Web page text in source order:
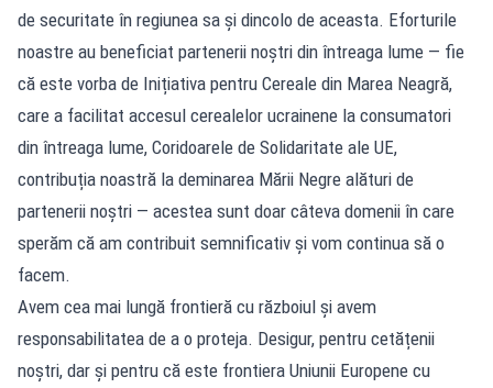
de securitate în regiunea sa și dincolo de aceasta. Eforturile
noastre au beneficiat partenerii noștri din întreaga lume — fie
că este vorba de Inițiativa pentru Cereale din Marea Neagră,
care a facilitat accesul cerealelor ucrainene la consumatori
din întreaga lume, Coridoarele de Solidaritate ale UE,
contribuția noastră la deminarea Mării Negre alături de
partenerii noștri — acestea sunt doar câteva domenii în care
sperăm că am contribuit semnificativ și vom continua să o
facem.
Avem cea mai lungă frontieră cu războiul și avem
responsabilitatea de a o proteja. Desigur, pentru cetățenii
noștri, dar și pentru că este frontiera Uniunii Europene cu